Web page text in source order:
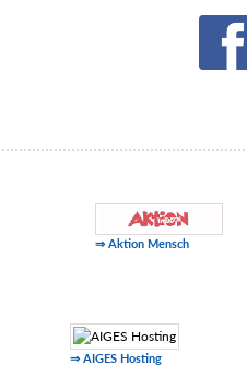
⇒ Aktion Mensch
⇒ AIGES Hosting